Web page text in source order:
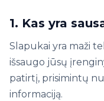
1. Kas yra
Slapukai yra maži
išsaugo jūsų
patirtį, prisimintų
informaciją.